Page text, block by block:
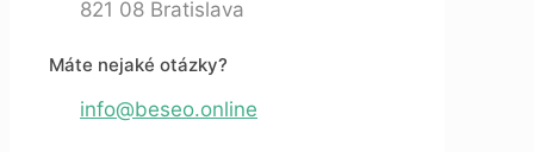
821 08 Bratislava
Máte nejaké otázky?
info@beseo.online